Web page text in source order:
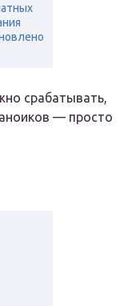
срабатывать,
— просто